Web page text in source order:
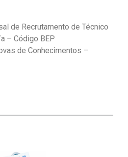
de Recrutamento de Técnico
– Código BEP
de Conhecimentos –